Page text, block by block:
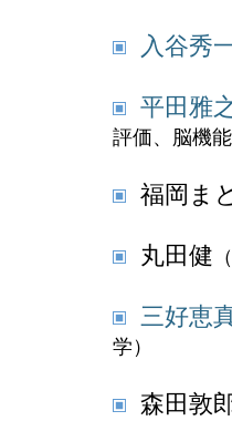
入谷秀
平田雅
評価、脳機
福岡ま
丸田健
三好恵
学）
森田敦